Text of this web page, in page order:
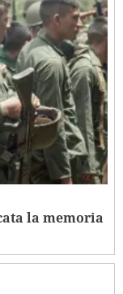
la memoria